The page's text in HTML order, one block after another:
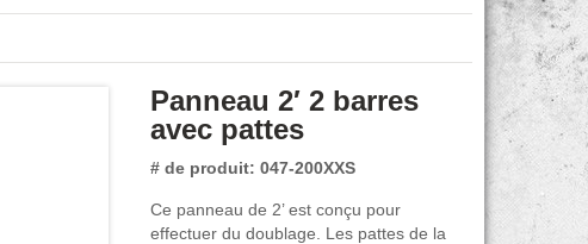
Panneau 2′ 2 barres
avec pattes
# de produit: 047-200XXS
Ce panneau de 2’ est conçu pour
effectuer du doublage. Les pattes de la